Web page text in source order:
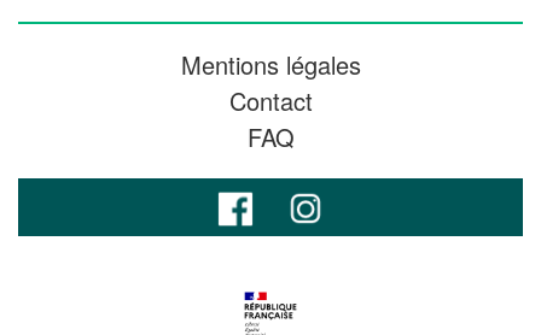
Mentions légales
Contact
FAQ